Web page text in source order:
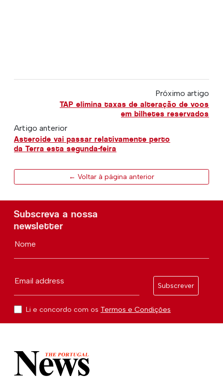
Próximo artigo
TAP elimina taxas de alteração de voos
em bilhetes reservados
Artigo anterior
Asteroide vai passar relativamente perto
da Terra esta segunda-feira
← Voltar à página anterior
Subscreva a nossa
newsletter
Nome
Email address
Subscrever
Li e concordo com os Termos e Condições